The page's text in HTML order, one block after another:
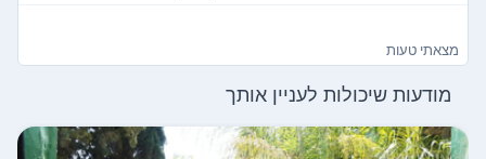
מצאתי טעות
מודעות שיכולות לעניין אותך